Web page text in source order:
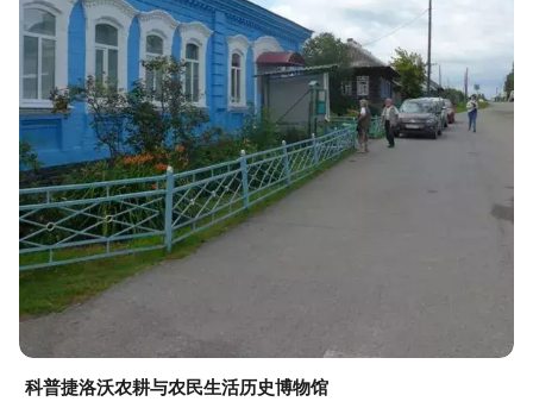
科普捷洛沃农耕与农民生活历史博物馆